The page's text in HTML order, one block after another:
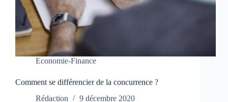
Economie-Finance
Comment se différencier de la concurrence ?
Rédaction
9 décembre 2020